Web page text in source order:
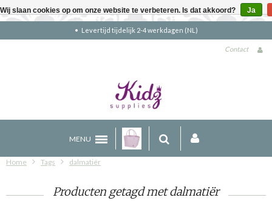
Levertijd tijdelijk 2-4 werkdagen (NL)
Contact
MENU
Home Tags dalmatiër
Producten getagd met dalmatiër
Wij slaan cookies op om onze website te verbeteren. Is dat akkoord? Ja